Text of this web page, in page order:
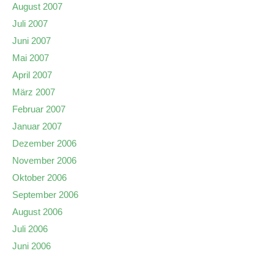
August 2007
Juli 2007
Juni 2007
Mai 2007
April 2007
März 2007
Februar 2007
Januar 2007
Dezember 2006
November 2006
Oktober 2006
September 2006
August 2006
Juli 2006
Juni 2006